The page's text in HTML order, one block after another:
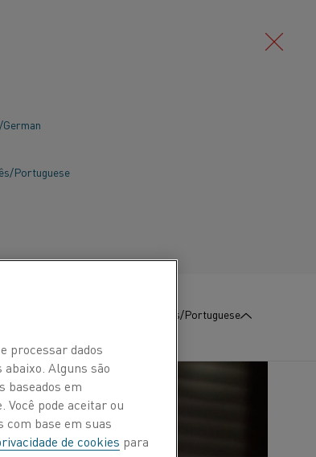
Portuguese
Português/Portuguese
processar dados
Alguns são
baseados em
pode aceitar ou
com base em suas
de cookies para